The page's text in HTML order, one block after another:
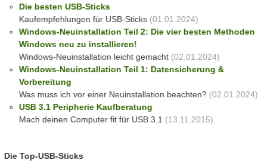
Die besten USB-Sticks
Kaufempfehlungen für USB-Sticks(01.01.2024)
Windows-Neuinstallation Teil 2: Die vier besten Methoden
Windows neu zu installieren!
Windows-Neuinstallation leicht gemacht(02.01.2024)
Windows-Neuinstallation Teil 1: Datensicherung &
Vorbereitung
Was muss ich vor einer Neuinstallation beachten?(02.01.2024)
USB 3.1 Peripherie Kaufberatung
Mach deinen Computer fit für USB 3.1 (13.11.2015)
Die Top-USB-Sticks